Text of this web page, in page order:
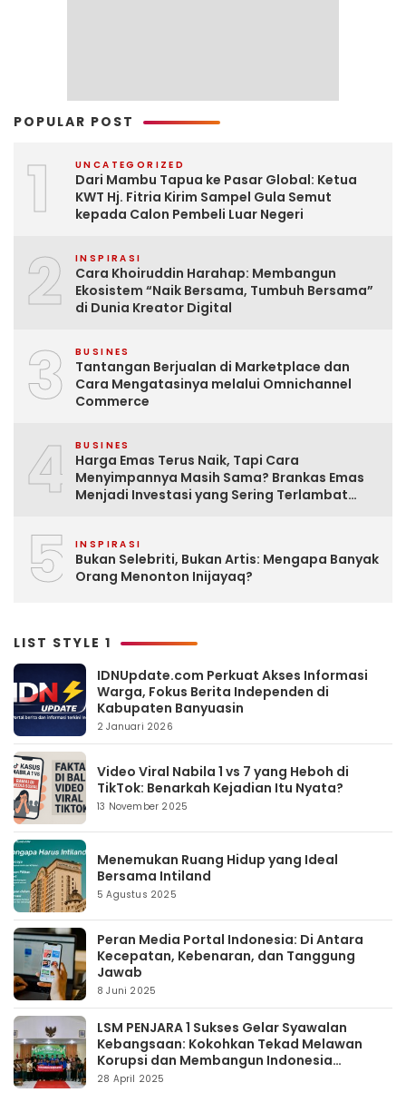
POPULAR POST
1 UNCATEGORIZED
Dari Mambu Tapua ke Pasar Global: Ketua
KWT Hj. Fitria Kirim Sampel Gula Semut
kepada Calon Pembeli Luar Negeri
2 INSPIRASI
Cara Khoiruddin Harahap: Membangun
Ekosistem “Naik Bersama, Tumbuh Bersama”
di Dunia Kreator Digital
3 BUSINES
Tantangan Berjualan di Marketplace dan
Cara Mengatasinya melalui Omnichannel
Commerce
4 BUSINES
Harga Emas Terus Naik, Tapi Cara
Menyimpannya Masih Sama? Brankas Emas
Menjadi Investasi yang Sering Terlambat
5 INSPIRASI
Bukan Selebriti, Bukan Artis: Mengapa Banyak
Orang Menonton Inijayaq?
LIST STYLE 1
IDNUpdate.com Perkuat Akses Informasi
Warga, Fokus Berita Independen di
Kabupaten Banyuasin
2 Januari 2026
Video Viral Nabila 1 vs 7 yang Heboh di
TikTok: Benarkah Kejadian Itu Nyata?
13 November 2025
Menemukan Ruang Hidup yang Ideal
Bersama Intiland
5 Agustus 2025
Peran Media Portal Indonesia: Di Antara
Kecepatan, Kebenaran, dan Tanggung
Jawab
8 Juni 2025
LSM PENJARA 1 Sukses Gelar Syawalan
Kebangsaan: Kokohkan Tekad Melawan
Korupsi dan Membangun Indonesia
Berintegritas
28 April 2025